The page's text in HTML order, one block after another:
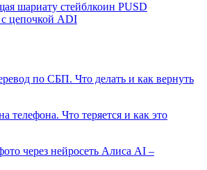
шариату стейблкоин PUSD
с цепочкой ADI
по СБП. Что делать и как вернуть
телефона. Что теряется и как это
через нейросеть Алиса AI –